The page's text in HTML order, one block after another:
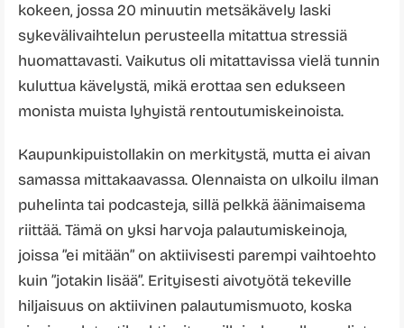
kokeen, jossa 20 minuutin metsäkävely laski
sykevälivaihtelun perusteella mitattua stressiä
huomattavasti. Vaikutus oli mitattavissa vielä tunnin
kuluttua kävelystä, mikä erottaa sen edukseen
monista muista lyhyistä rentoutumiskeinoista.
Kaupunkipuistollakin on merkitystä, mutta ei aivan
samassa mittakaavassa. Olennaista on ulkoilu ilman
puhelinta tai podcasteja, sillä pelkkä äänimaisema
riittää. Tämä on yksi harvoja palautumiskeinoja,
joissa ”ei mitään” on aktiivisesti parempi vaihtoehto
kuin ”jotakin lisää”. Erityisesti aivotyötä tekeville
hiljaisuus on aktiivinen palautumismuoto, koska